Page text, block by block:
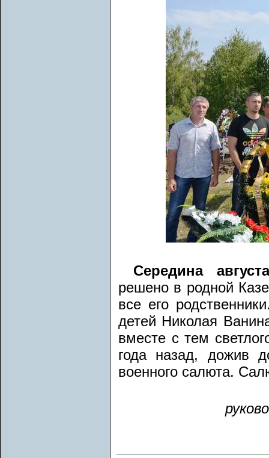
Середина
решено в родной
все его
детей Николая
вместе с тем
года назад, дожив
военного салюта.